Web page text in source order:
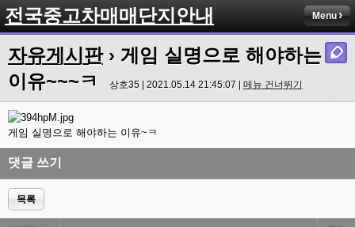
전국중고차매매단지안내 Menu
자유게시판› 게임 실명으로 해야하는
이유~~~ㅋ
상호35 | 2021.05.14 21:45:07 | 메뉴 건너뛰기
게임 실명으로 해야하는 이유~ㅋ
댓글 쓰기
목록